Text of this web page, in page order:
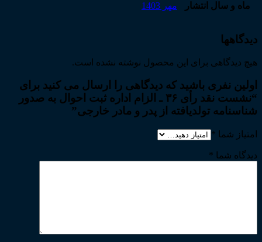
ماه و سال انتشار مهر 1403
دیدگاهها
هیچ دیدگاهی برای این محصول نوشته نشده است.
اولین نفری باشید که دیدگاهی را ارسال می کنید برای
“نشست نقد رأی ۳۶ ـ الزام اداره ثبت احوال به صدور
شناسنامه تولدیافته از پدر و مادر خارجی”
امتیاز شما *
دیدگاه شما *